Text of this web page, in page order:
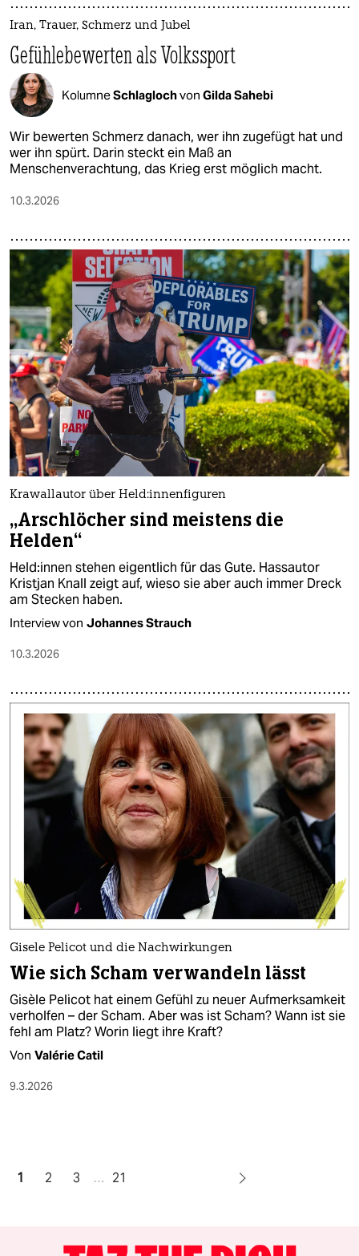
Iran, Trauer, Schmerz und Jubel
Gefühlebewerten als Volkssport
KolumneSchlaglochvon Gilda Sahebi
Wir bewerten Schmerz danach, wer ihn zugefügt hat und
wer ihn spürt. Darin steckt ein Maß an
Menschenverachtung, das Krieg erst möglich macht.
10.3.2026
Krawallautor über Hel­d:in­nen­fi­gu­ren
„Arschlöcher sind meistens die
Helden“
Hel­d:in­nen stehen eigentlich für das Gute. Hassautor
Kristjan Knall zeigt auf, wieso sie aber auch immer Dreck
am Stecken haben.
Interview von Johannes Strauch
10.3.2026
Gisele Pelicot und die Nachwirkungen
Wie sich Scham verwandeln lässt
Gisèle Pelicot hat einem Gefühl zu neuer Aufmerksamkeit
verholfen – der Scham. Aber was ist Scham? Wann ist sie
fehl am Platz? Worin liegt ihre Kraft?
Von Valérie Catil
9.3.2026
1 2 3 … 21